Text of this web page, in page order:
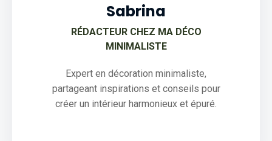
Sabrina
RÉDACTEUR CHEZ MA DÉCO
MINIMALISTE
Expert en décoration minimaliste,
partageant inspirations et conseils pour
créer un intérieur harmonieux et épuré.